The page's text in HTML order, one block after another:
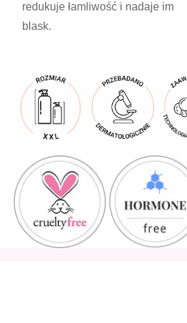
redukuje łamliwość i nadaje im
blask.